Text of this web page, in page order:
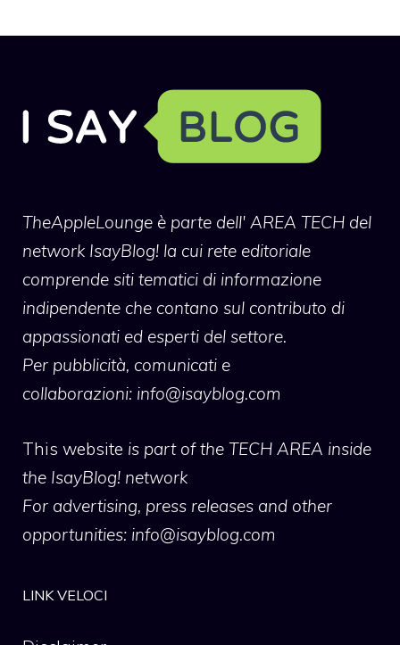
TheAppleLounge è parte dell' AREA TECH del
network IsayBlog! la cui rete editoriale
comprende siti tematici di informazione
indipendente che contano sul contributo di
appassionati ed esperti del settore.
Per pubblicità, comunicati e
collaborazioni: info@isayblog.com
This website is part of the TECH AREA inside
the IsayBlog! network
For advertising, press releases and other
opportunities: info@isayblog.com
LINK VELOCI